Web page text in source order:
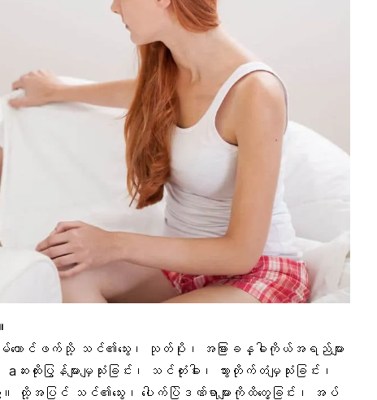
ောင်ဖက်သို့ သင်၏သွေး၊ သုတ်ပိုး၊ အခြားခန္ဓါကိုယ်အရည်များ
များမျှသုံးခြင်း၊ သင်တုံးဓါး၊ သွားတိုက်တံမျှသုံးခြင်း၊
ပြင် သင်၏သွေး၊ ပေါက်ပြဲဒဏ်ရာများကိုထိတွေ့ခြင်း၊ အပ်